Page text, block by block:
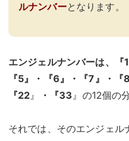
ルナンバーとなります。
エンジェルナンバーは、『
『5』・『6』・『7』・『
『22』 ・『33』の12個の
それでは、そのエンジェ